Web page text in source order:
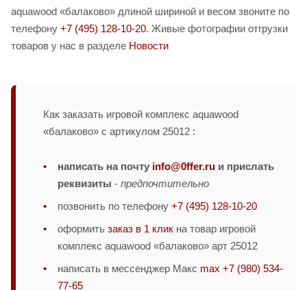
aquawood «балаково» длиной шириной и весом звоните по
телефону +7 (495) 128-10-20. Живые фотографии отгрузки
товаров у нас в разделе Новости
Как заказать игровой комплекс aquawood
«балаково» с артикулом 25012 :
написать на почту info@0ffer.ru и прислать
реквизиты - предпочтительно
позвонить по телефону +7 (495) 128-10-20
оформить заказ в 1 клик на товар игровой
комплекс aquawood «балаково» арт 25012
написать в мессенджер Макс max +7 (980) 534-
77-65